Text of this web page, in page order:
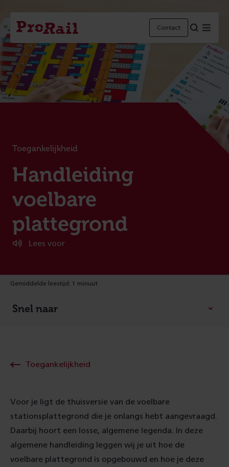
Navigatie
Homepage
ProRail
Contact
Toegankelijkheid
:
Handleiding
voelbare
plattegrond
Lees voor
Gemiddelde leestijd: 1 minuut
Snel naar
Toegankelijkheid
Voor je ligt de thuisversie van de voelbare
stationsplattegrond die je onlangs hebt aangevraagd.
Daarbij hoort een losse, algemene legenda. In deze
algemene handleiding leggen wij je uit hoe de
voelbare plattegrond is opgebouwd en hoe je deze